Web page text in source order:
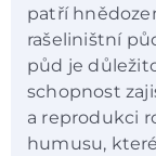
patří
rašeliništní
půd je
schopnost
a reprodukci
humusu,